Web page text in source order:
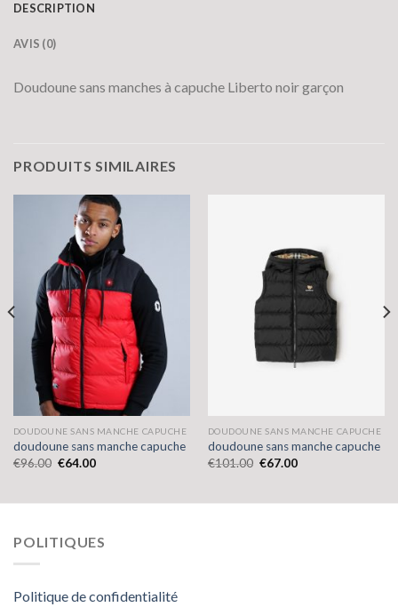
DESCRIPTION
AVIS (0)
Doudoune sans manches à capuche Liberto noir garçon
PRODUITS SIMILAIRES
DOUDOUNE SANS MANCHE CAPUCHE
doudoune sans manche capuche
€96.00 €64.00
DOUDOUNE SANS MANCHE CAPUCHE
doudoune sans manche capuche
€101.00 €67.00
POLITIQUES
Politique de confidentialité